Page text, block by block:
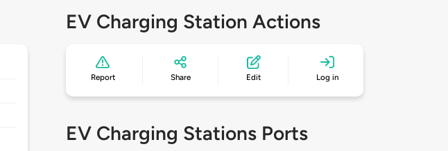
EV Charging Station Actions
Report Share Edit Log in
EV Charging Stations Ports